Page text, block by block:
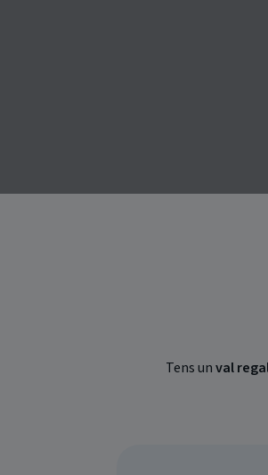
Tens unval